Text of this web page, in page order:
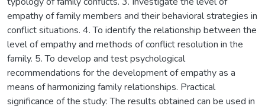
empathy of family members and their behavioral strategies in
conflict situations. 4. To identify the relationship between the
level of empathy and methods of conflict resolution in the
family. 5. To develop and test psychological
recommendations for the development of empathy as a
means of harmonizing family relationships. Practical
significance of the study: The results obtained can be used in